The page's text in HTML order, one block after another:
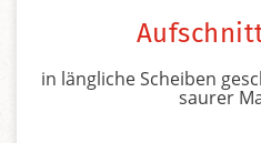
in längliche Scheiben
saurer